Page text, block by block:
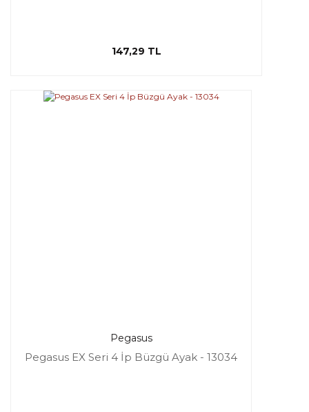
147,29 TL
Pegasus
Pegasus EX Seri 4 İp Büzgü Ayak - 13034